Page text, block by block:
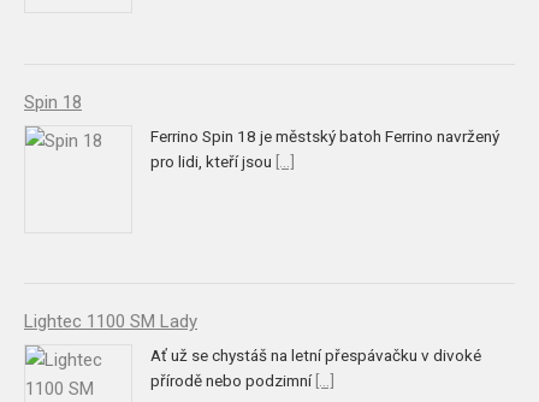
Spin 18
Ferrino Spin 18 je městský batoh Ferrino navržený
pro lidi, kteří jsou [...]
Lightec 1100 SM Lady
Ať už se chystáš na letní přespávačku v divoké
přírodě nebo podzimní [...]